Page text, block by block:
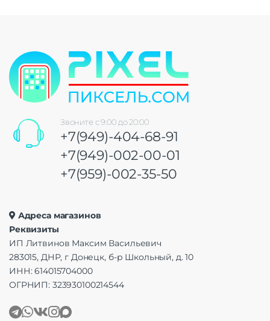
Звоните с 9:00 до 20:00
+7(949)-404-68-91
+7(949)-002-00-01
+7(959)-002-35-50
Адреса магазинов
Реквизиты
ИП Литвинов Максим Васильевич
283015, ДНР, г Донецк, б-р Школьный, д. 10
ИНН: 614015704000
ОГРНИП: 323930100214544